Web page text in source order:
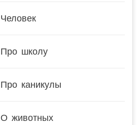
Человек
Про школу
Про каникулы
О животных